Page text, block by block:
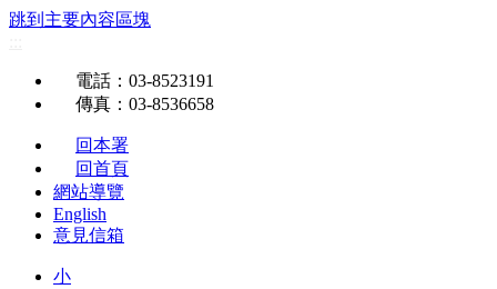
跳到主要內容區塊
電話 ：03-8523191
傳真 ：03-8536658
回本署
回首頁
網站導覽
English
意見信箱
小